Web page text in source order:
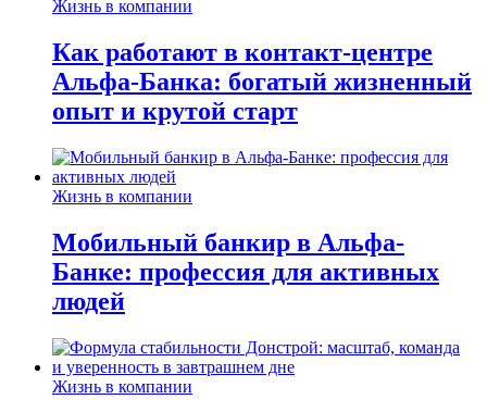
Жизнь в компании
Как работают в контакт-центре
Альфа-Банка: богатый жизненный
опыт и крутой старт
Жизнь в компании
Мобильный банкир в Альфа-
Банке: профессия для активных
людей
Жизнь в компании